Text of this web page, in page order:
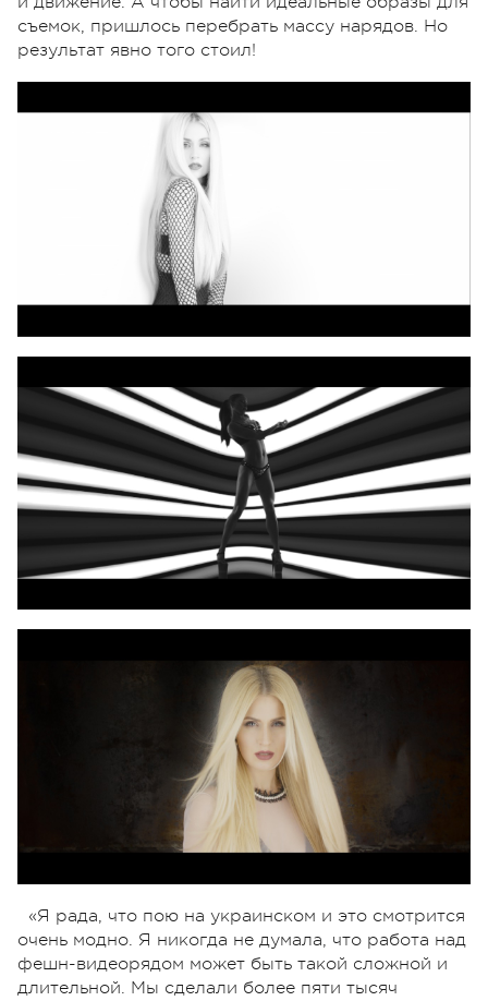
съемок, пришлось перебрать массу нарядов. Но
результат явно того стоил!
«Я рада, что пою на украинском и это смотрится
очень модно. Я никогда не думала, что работа над
фешн-видеорядом может быть такой сложной и
длительной. Мы сделали более пяти тысяч